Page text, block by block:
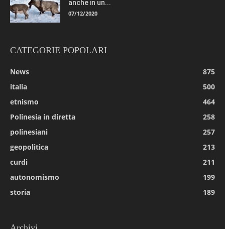
anche in un...
07/12/2020
CATEGORIE POPOLARI
News
875
italia
500
etnismo
464
Polinesia in diretta
258
polinesiani
257
geopolitica
213
curdi
211
autonomismo
199
storia
189